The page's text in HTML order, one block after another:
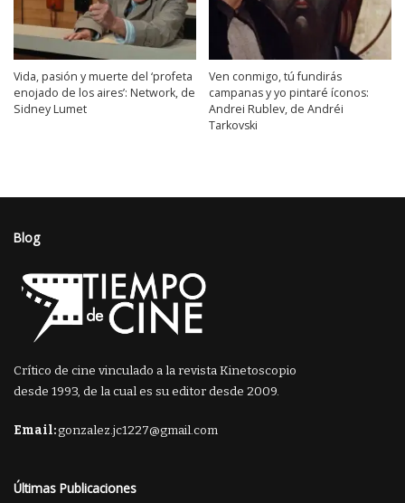
Vida, pasión y muerte del ‘profeta
enojado de los aires’: Network, de
Sidney Lumet
Ven conmigo, tú fundirás
campanas y yo pintaré íconos:
Andrei Rublev, de Andréi
Tarkovski
Blog
Crítico de cine vinculado a la revista Kinetoscopio
desde 1993, de la cual es su editor desde 2009.
Email:gonzalez.jc1227@gmail.com
Últimas Publicaciones